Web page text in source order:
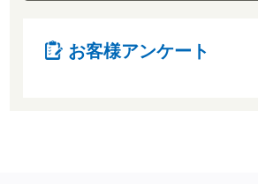
お客様アンケート